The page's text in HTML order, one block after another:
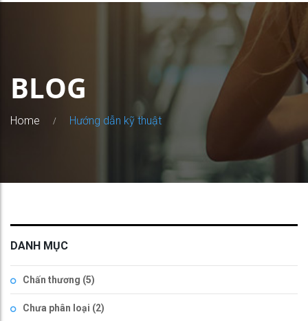
BLOG
Home Hướng dẫn kỹ thuật
DANH MỤC
Chấn thương (5)
Chưa phân loại (2)